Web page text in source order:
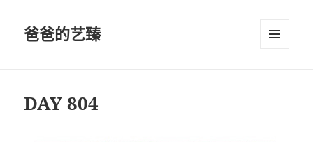
爸爸的艺臻
DAY 804